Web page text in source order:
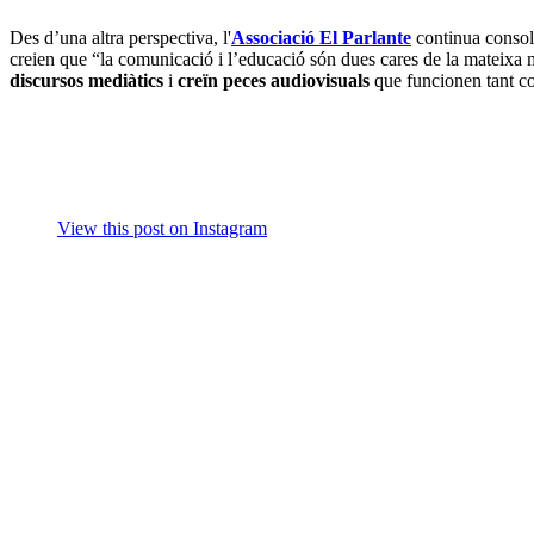
Des d’una altra perspectiva, l'Associació El Parlante continua
creien que “la comunicació i l’educació són dues cares de la
discursos mediàtics i creïn peces audiovisuals que funcionen tant
View this post on Instagram